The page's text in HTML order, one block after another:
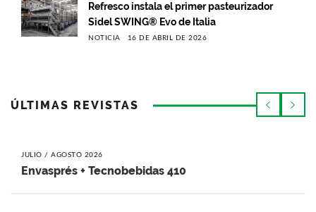
Refresco instala el primer pasteurizador
Sidel SWING® Evo de Italia
NOTICIA 16 DE ABRIL DE 2026
ÚLTIMAS REVISTAS
JULIO / AGOSTO 2026
Envasprés + Tecnobebidas 410